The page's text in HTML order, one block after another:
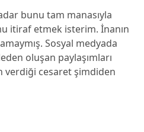
bunu tam manasıyla
itiraf etmek isterim. İnanın
Sosyal medyada
oluşan paylaşımları
verdiği cesaret şimdiden